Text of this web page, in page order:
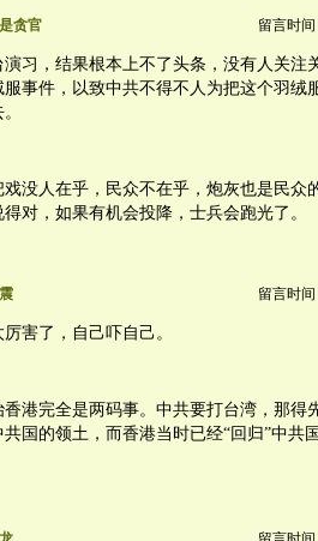
贪官 留言时间
习，结果根本上不了头条，没有人关注
事件，以致中共不得不人为把这个羽绒
没人在乎，民众不在乎，炮灰也是民众
对，如果有机会投降，士兵会跑光了。
留言时间
害了，自己吓自己。
港完全是两码事。中共要打台湾，那得
国的领土，而香港当时已经“回归”中共